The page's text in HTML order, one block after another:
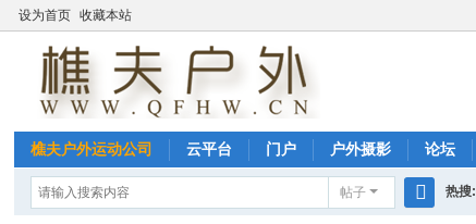
设为首页 收藏本站
樵夫户外运动公司 云平台 门户 户外摄影 论坛
帖子 热搜: